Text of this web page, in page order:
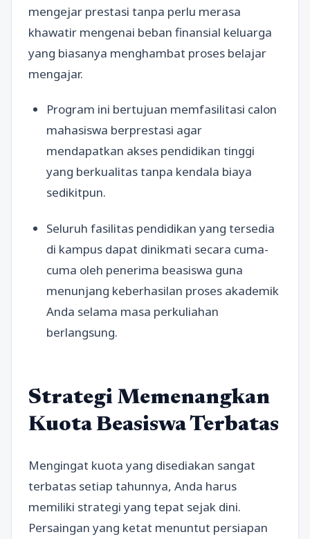
mengejar prestasi tanpa perlu merasa
khawatir mengenai beban finansial keluarga
yang biasanya menghambat proses belajar
mengajar.
Program ini bertujuan memfasilitasi calon
mahasiswa berprestasi agar
mendapatkan akses pendidikan tinggi
yang berkualitas tanpa kendala biaya
sedikitpun.
Seluruh fasilitas pendidikan yang tersedia
di kampus dapat dinikmati secara cuma-
cuma oleh penerima beasiswa guna
menunjang keberhasilan proses akademik
Anda selama masa perkuliahan
berlangsung.
Strategi Memenangkan
Kuota Beasiswa Terbatas
Mengingat kuota yang disediakan sangat
terbatas setiap tahunnya, Anda harus
memiliki strategi yang tepat sejak dini.
Persaingan yang ketat menuntut persiapan